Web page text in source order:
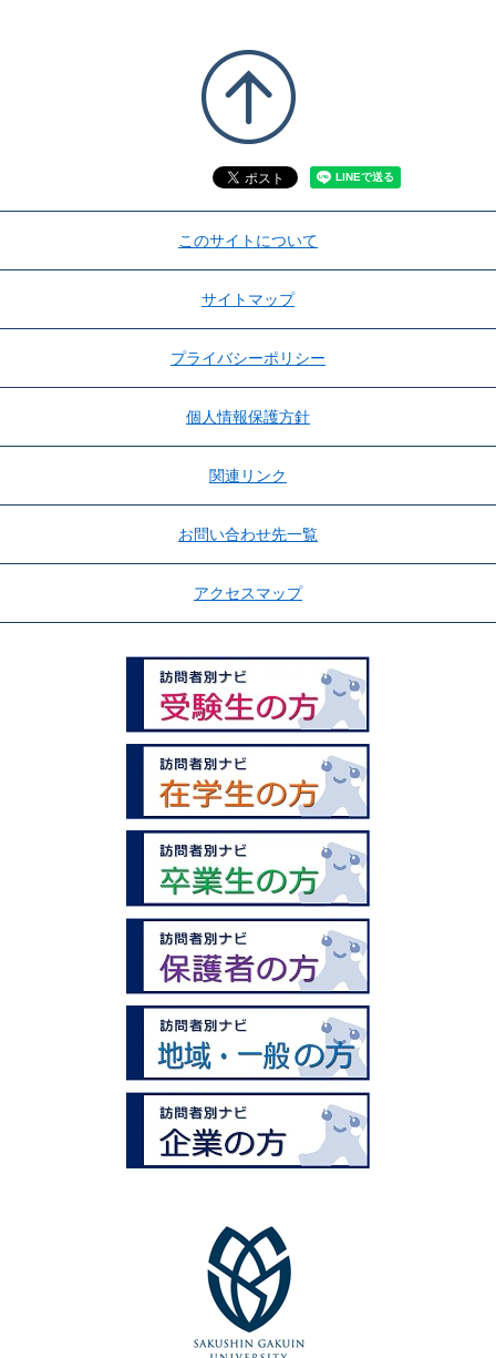
このサイトについて
サイトマップ
プライバシーポリシー
個人情報保護方針
関連リンク
お問い合わせ先一覧
アクセスマップ